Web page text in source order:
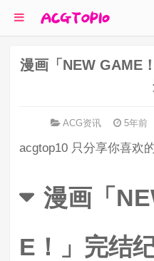
漫画「NEW GAME
ACG资讯 5年前
acgtop10 只分享你喜欢
漫画「
E！」完结